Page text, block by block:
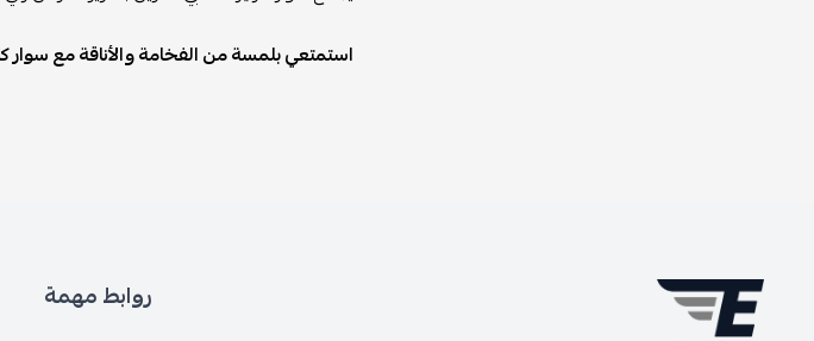
استمتعي بلمسة من الفخامة والأناقة مع سوار
روابط مهمة